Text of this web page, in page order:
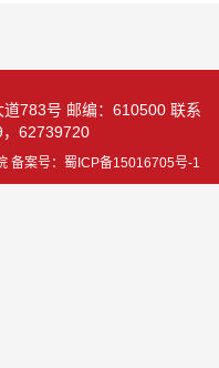
783号 邮编：610500 联系
62739720
备案号：蜀ICP备15016705号-1